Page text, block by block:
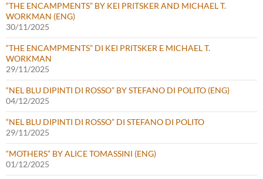
“THE ENCAMPMENTS” BY KEI PRITSKER AND MICHAEL T.
WORKMAN (ENG)
30/11/2025
“THE ENCAMPMENTS” DI KEI PRITSKER E MICHAEL T.
WORKMAN
29/11/2025
“NEL BLU DIPINTI DI ROSSO” BY STEFANO DI POLITO (ENG)
04/12/2025
“NEL BLU DIPINTI DI ROSSO” DI STEFANO DI POLITO
29/11/2025
“MOTHERS” BY ALICE TOMASSINI (ENG)
01/12/2025